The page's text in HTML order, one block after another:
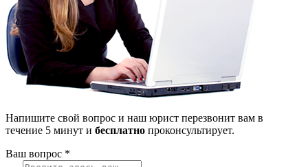
Напишите свой вопрос и наш юрист перезвонит вам в
течение 5 минут и бесплатно проконсультирует.
Ваш вопрос *